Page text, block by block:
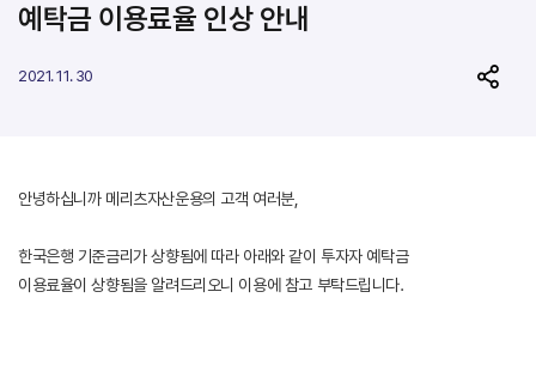
예탁금 이용료율 인상 안내
2021. 11. 30
안녕하십니까 메리츠자산운용의 고객 여러분,
한국은행 기준금리가 상향됨에 따라 아래와 같이 투자자 예탁금
이용료율이 상향됨을 알려드리오니 이용에 참고 부탁드립니다.